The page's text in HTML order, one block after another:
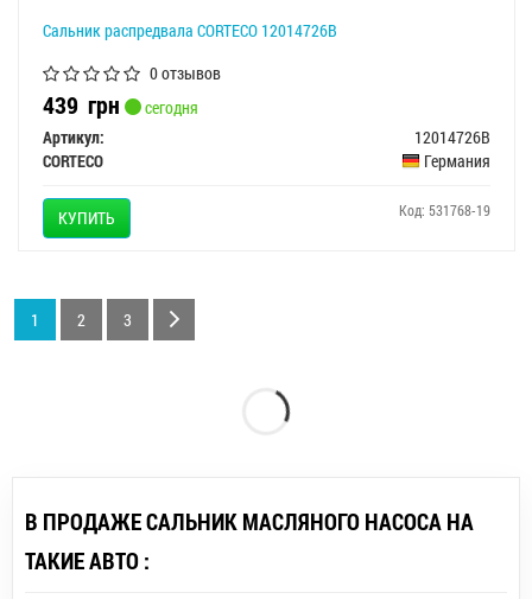
Сальник распредвала CORTECO 12014726B
0 отзывов
439 грн
сегодня
Артикул:
12014726B
CORTECO
Германия
КУПИТЬ Код: 531768-19
1 2 3
В ПРОДАЖЕ САЛЬНИК МАСЛЯНОГО НАСОСА НА
ТАКИЕ АВТО :